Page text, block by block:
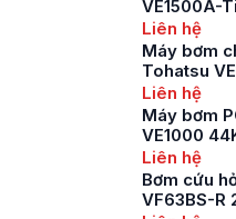
VE1500A-
Liên hệ
Máy bơm
Tohatsu
Liên hệ
Máy bơm
VE1000
Liên hệ
Bơm cứu
VF63BS-R